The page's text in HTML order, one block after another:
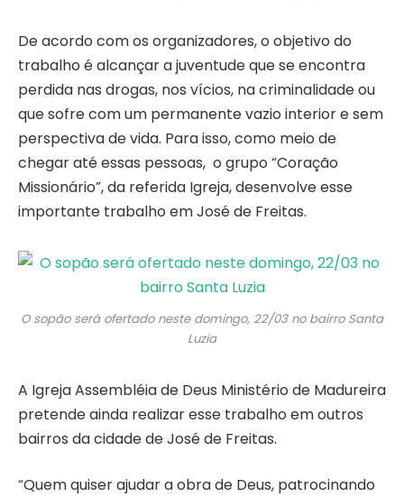
De acordo com os organizadores, o objetivo do
trabalho é alcançar a juventude que se encontra
perdida nas drogas, nos vícios, na criminalidade ou
que sofre com um permanente vazio interior e sem
perspectiva de vida. Para isso, como meio de
chegar até essas pessoas, o grupo “Coração
Missionário”, da referida Igreja, desenvolve esse
importante trabalho em José de Freitas.
O sopão será ofertado neste domingo, 22/03 no bairro Santa
Luzia
A Igreja Assembléia de Deus Ministério de Madureira
pretende ainda realizar esse trabalho em outros
bairros da cidade de José de Freitas.
“Quem quiser ajudar a obra de Deus, patrocinando